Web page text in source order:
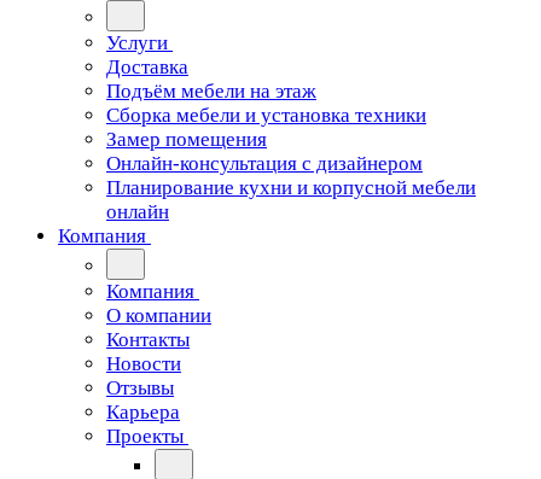
Услуги
Доставка
Подъём мебели на этаж
Сборка мебели и установка техники
Замер помещения
Онлайн-консультация с дизайнером
Планирование кухни и корпусной мебели
онлайн
Компания
Компания
О компании
Контакты
Новости
Отзывы
Карьера
Проекты